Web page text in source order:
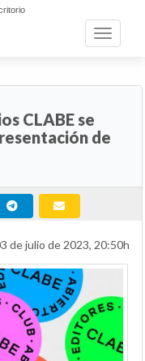
Toggle
CLABE se
de
de julio de 2023, 20:50h